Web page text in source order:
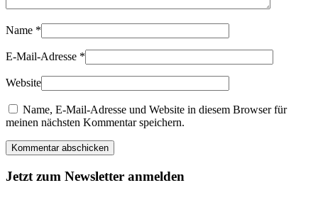
Name *
E-Mail-Adresse *
Website
Name, E-Mail-Adresse und Website in diesem Browser für
meinen nächsten Kommentar speichern.
Kommentar abschicken
Jetzt zum Newsletter anmelden